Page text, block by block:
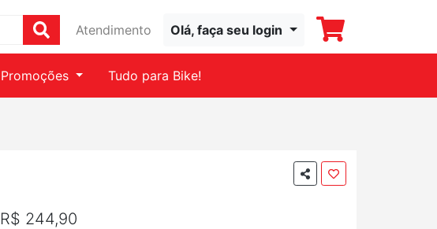
Atendimento Olá, faça seu login
Promoções Tudo para Bike!
R$ 244,90